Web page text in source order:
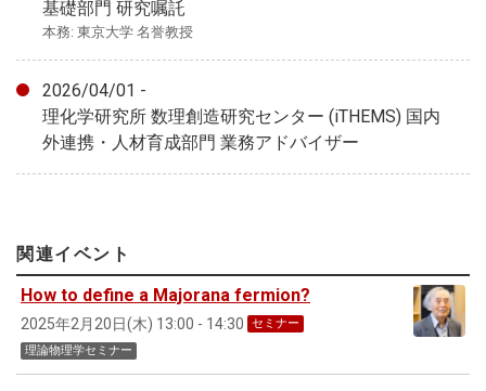
基礎部門 研究嘱託
本務: 東京大学 名誉教授
2026/04/01 -
理化学研究所 数理創造研究センター (iTHEMS) 国内
外連携・人材育成部門 業務アドバイザー
関連イベント
How to define a Majorana fermion?
2025年2月20日(木) 13:00 - 14:30
セミナー
理論物理学セミナー